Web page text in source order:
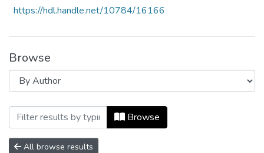
https://hdl.handle.net/10784/16166
Browse
Browsing Revista Universidad EAFIT,
Browse
All browse results